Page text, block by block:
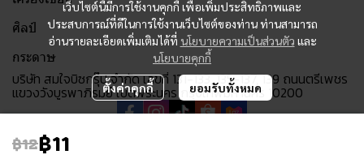
฿12฿11
เว็บไซต์นี้มีการใช้งานคุกกี้ เพื่อเพิ่มประสิทธิภาพและ
ประสบการณ์ที่ดีในการใช้งานเว็บไซต์ของท่าน ท่านสามารถ
อ่านรายละเอียดเพิ่มเติมได้ที่ นโยบายความเป็นส่วนตัว และ
นโยบายคุกกี้
ตั้งค่าคุกกี้ ยอมรับทั้งหมด
ศิลป์
กระดาษ
บริษัท สมใจบิซกรุ๊ป จำกัด เลขที่ 131-133, 135-137, 139 ถนนตรีเพชร
แขวงวังบูรพาภิรมย์ เขตพระนคร กรุงเทพมหานคร 10200